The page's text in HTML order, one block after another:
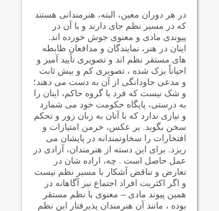
در هر دوران معین، البته، هنرمندانی هستند
که در مسیر نظم جای دارند و با آن در
پیوندی مادی و معنوی جوش خورده اند.
اینان در هنر، نمایندگان و مدافعان ظابطه
های مستقر نظم اند و تصویری تأیید آمیز و
احیاناً بزک شده ، تصویری کم و بیش ثابت
و مدعی جاودانگی از آن به دست می دهند؛
و شک نیست که فرد یا گروه حاکم، اینان را
به درستی، پایگاه حکومت خود می شمارد
و نیازی ندارد که با آنان به زبان زور و تحکم
سخن بگوید. بر عکس، خرمن امتیازات و
افتخارات را سخاوتمندانه در پایشان می
ریزد. برای این دسته از هنرمندان، آزادی در
عمل حاصل است . چه، اراده شان در
تعارض و تناقض آشکار با مسیر نظم نیست
و اگر اکثریت افراد اجتماع نیز آگاهانه در
همین پیوند مادی – معنوی با نظم مستقر
بوده ، مانند آن هنرمندان پذیرفتار این نظم